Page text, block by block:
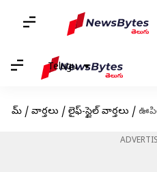
Telugu
హోమ్ / వార్తలు / లైఫ్-స్టైల్ వార్తలు /